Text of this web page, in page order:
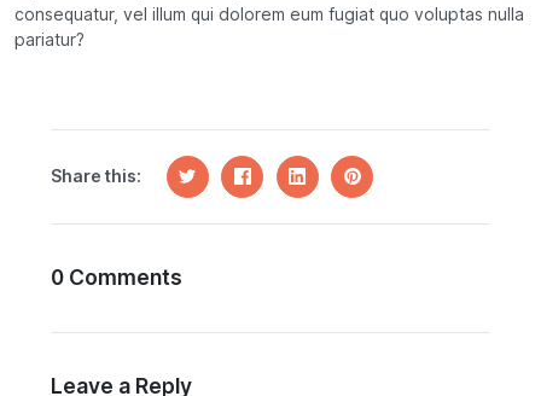
consequatur, vel illum qui dolorem eum fugiat quo voluptas nulla
pariatur?
Share this:
0 Comments
Leave a Reply